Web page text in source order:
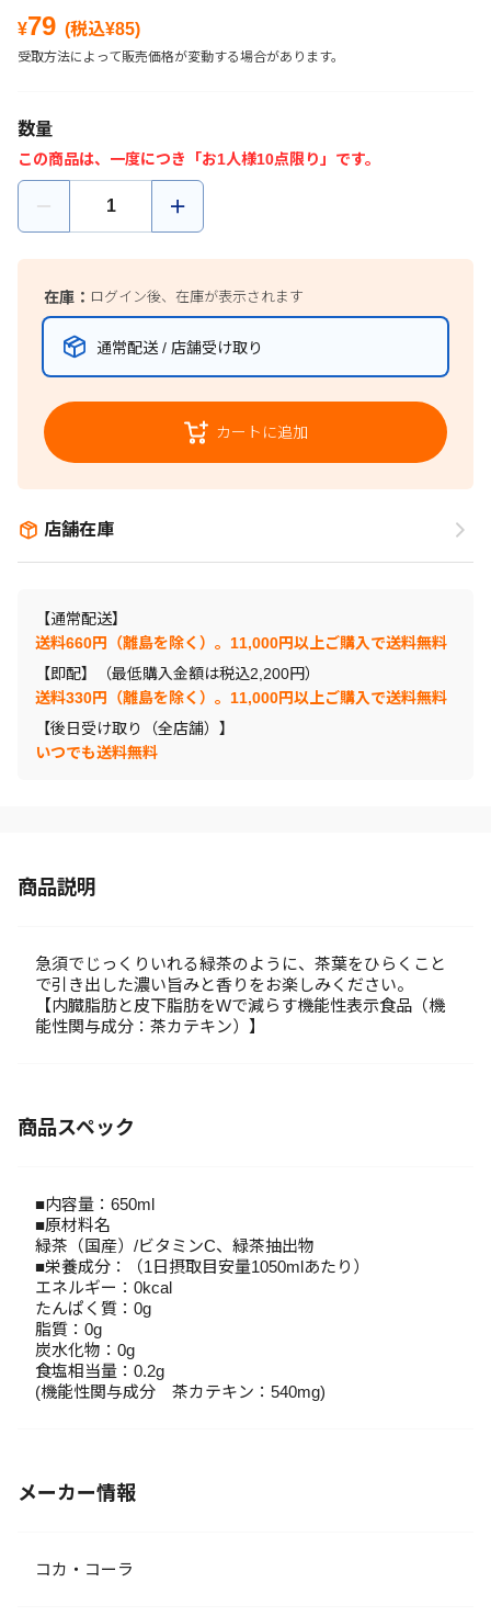
¥79 (税込¥85)
受取方法によって販売価格が変動する場合があります。
数量
この商品は、一度につき「お1人様10点限り」です。
在庫： ログイン後、在庫が表示されます
通常配送 / 店舗受け取り
カートに追加
店舗在庫
【通常配送】
送料660円（離島を除く）。11,000円以上ご購入で送料無料
【即配】（最低購入金額は税込2,200円）
送料330円（離島を除く）。11,000円以上ご購入で送料無料
【後日受け取り（全店舗）】
いつでも送料無料
商品説明
急須でじっくりいれる緑茶のように、茶葉をひらくこと
で引き出した濃い旨みと香りをお楽しみください。
【内臓脂肪と皮下脂肪をWで減らす機能性表示食品（機
能性関与成分：茶カテキン）】
商品スペック
■内容量：650ml
■原材料名
緑茶（国産）/ビタミンC、緑茶抽出物
■栄養成分：（1日摂取目安量1050mlあたり）
エネルギー：0kcal
たんぱく質：0g
脂質：0g
炭水化物：0g
食塩相当量：0.2g
(機能性関与成分 茶カテキン：540mg)
メーカー情報
コカ・コーラ